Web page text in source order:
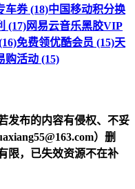
车券 (18)中国移动积分换
(17)网易云音乐黑胶VIP
免费领优酷会员 (15)天
购活动 (15)
发布的内容有侵权、不妥
）删
限，已失效资源不在补